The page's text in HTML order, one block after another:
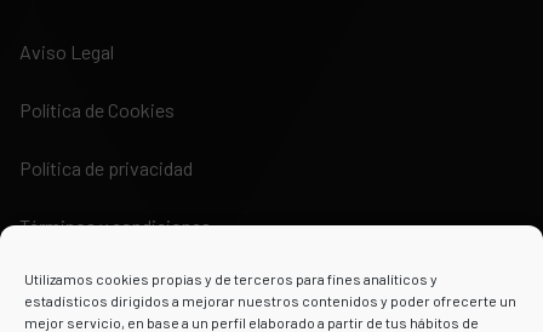
Utilizamos cookies propias y de terceros para fines analíticos y
estadísticos dirigidos a mejorar nuestros contenidos y poder ofrecerte un
mejor servicio, en base a un perfil elaborado a partir de tus hábitos de
Aviso Legal
Política de Cookies
Política de privacidad
Términos y condiciones